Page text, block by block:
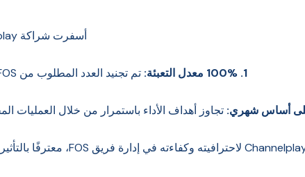
أسفرت شراكة Channelplay مع Bosch عن نتائج مبهرة:
1. 100% معدل التعبئة: تم تجنيد العدد المطلوب من FOS وضمه بنجاح خلال إطار زمني قصير.
تجاوز أهداف الأداء باستمرار من خلال العمليات